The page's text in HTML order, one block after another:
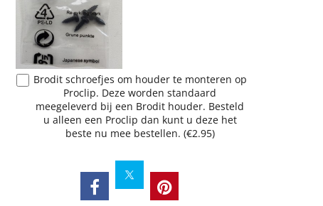
Brodit schroefjes om houder te monteren op
Proclip. Deze worden standaard
meegeleverd bij een Brodit houder. Besteld
u alleen een Proclip dan kunt u deze het
beste nu mee bestellen. (€2.95)